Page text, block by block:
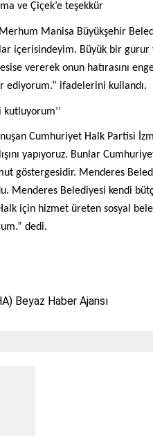
ve Çiçek’e teşekkür
Manisa Büyükşehir
içerisindeyim. Büyük bir gurur
vererek onun hatırasını
ediyorum.” ifadelerini kullandı.
kutluyorum’’
Cumhuriyet Halk Partisi
yapıyoruz. Bunlar
göstergesidir. Menderes
Menderes Belediyesi kendi
için hizmet üreten sosyal
dedi.
Beyaz Haber Ajansı